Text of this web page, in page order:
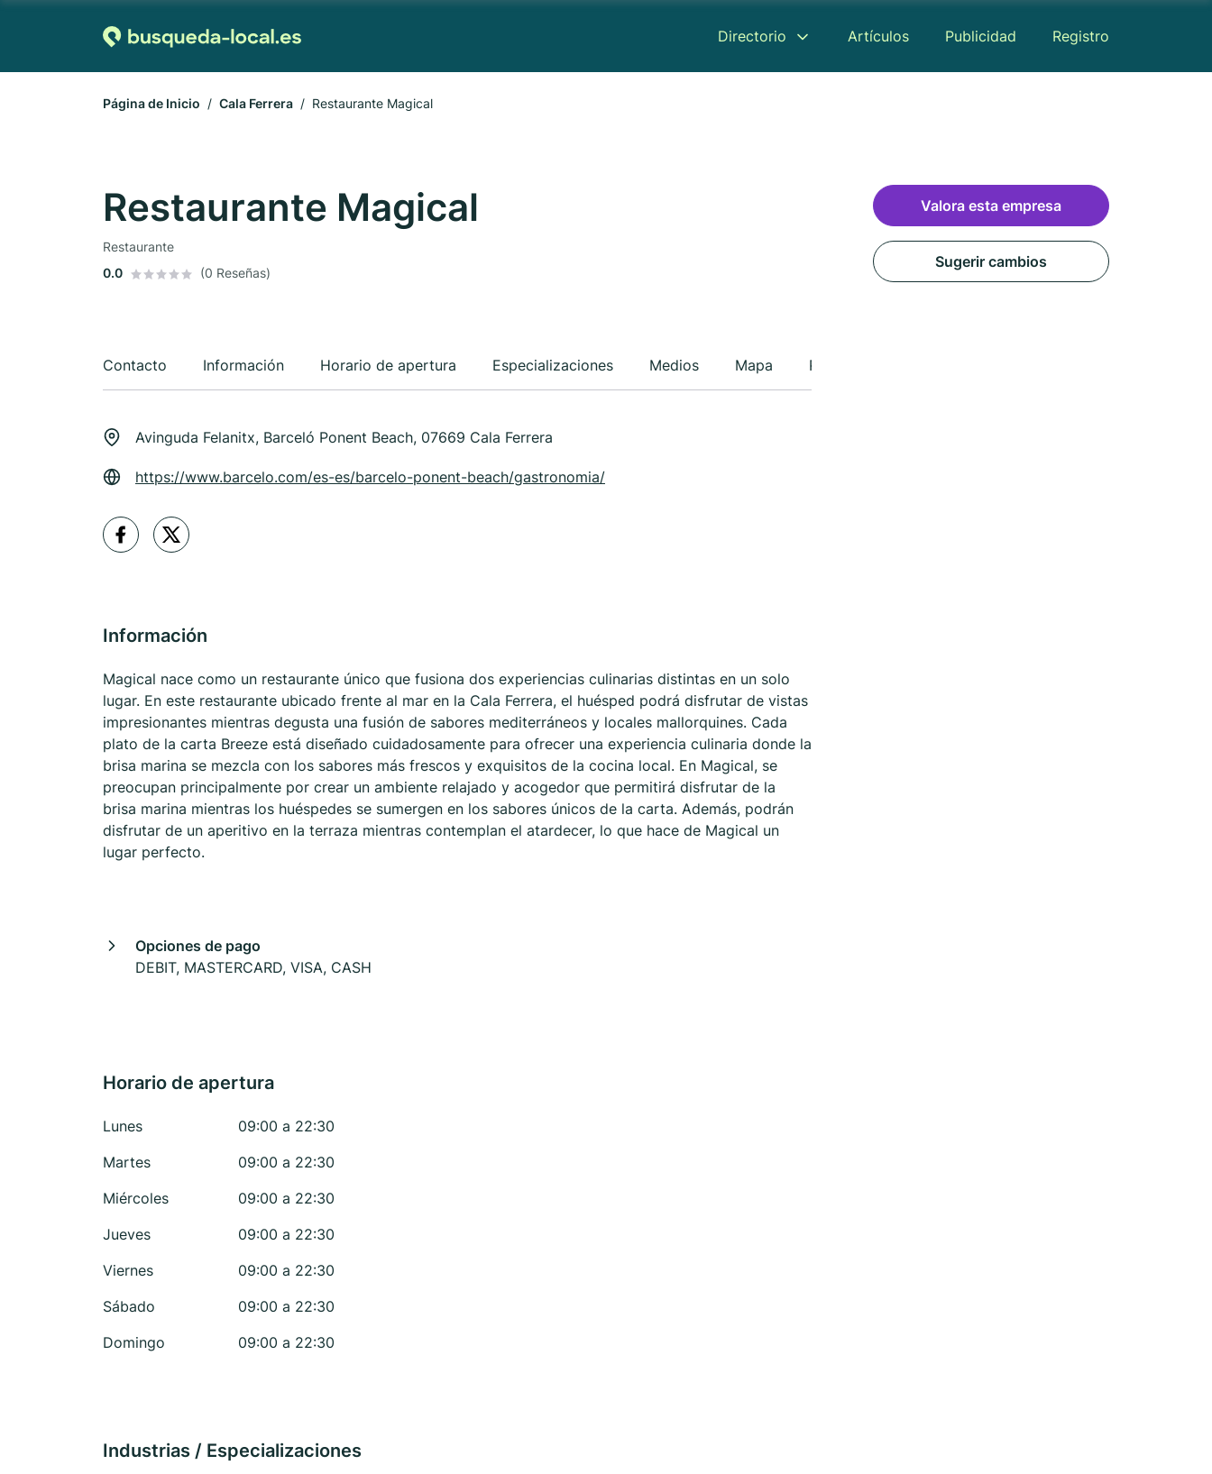
Directorio Artículos Publicidad Registro
Página de Inicio Cala Ferrera Restaurante Magical
Restaurante Magical
Restaurante
0.0
(0 Reseñas)
Contacto Información Horario de apertura Especializaciones Medios Mapa Reseñas
Avinguda Felanitx, Barceló Ponent Beach, 07669 Cala Ferrera
https://www.barcelo.com/es-es/barcelo-ponent-beach/gastronomia/
Información
Magical nace como un restaurante único que fusiona dos experiencias culinarias distintas en un solo
lugar. En este restaurante ubicado frente al mar en la Cala Ferrera, el huésped podrá disfrutar de vistas
impresionantes mientras degusta una fusión de sabores mediterráneos y locales mallorquines. Cada
plato de la carta Breeze está diseñado cuidadosamente para ofrecer una experiencia culinaria donde la
brisa marina se mezcla con los sabores más frescos y exquisitos de la cocina local. En Magical, se
preocupan principalmente por crear un ambiente relajado y acogedor que permitirá disfrutar de la
brisa marina mientras los huéspedes se sumergen en los sabores únicos de la carta. Además, podrán
disfrutar de un aperitivo en la terraza mientras contemplan el atardecer, lo que hace de Magical un
lugar perfecto.
Opciones de pago
DEBIT, MASTERCARD, VISA, CASH
Horario de apertura
Lunes
09:00 a 22:30
Martes
09:00 a 22:30
Miércoles
09:00 a 22:30
Jueves
09:00 a 22:30
Viernes
09:00 a 22:30
Sábado
09:00 a 22:30
Domingo
09:00 a 22:30
Industrias / Especializaciones
Valora esta empresa
Sugerir cambios